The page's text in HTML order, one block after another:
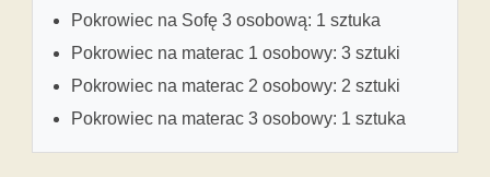
Pokrowiec na Sofę 3 osobową: 1 sztuka
Pokrowiec na materac 1 osobowy: 3 sztuki
Pokrowiec na materac 2 osobowy: 2 sztuki
Pokrowiec na materac 3 osobowy: 1 sztuka